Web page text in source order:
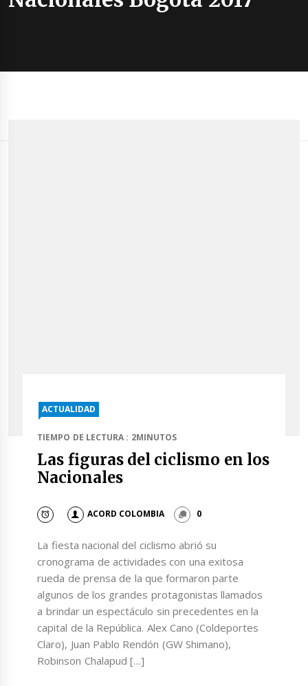
ACTUALIDAD
TIEMPO DE LECTURA : 2MINUTOS
Las figuras del ciclismo en los
Nacionales
ACORD COLOMBIA 0
La fiesta nacional del ciclismo abrió su
cronograma de actividades con una exitosa
rueda de prensa de la que formaron parte
algunos de los grandes protagonistas llamados
a brindar un espectáculo sin precedentes en la
capital de la República. Alex Cano (Coldeportes
Claro), Juan Pablo Rendón (GW Shimano),
Robinson Chalapud […]